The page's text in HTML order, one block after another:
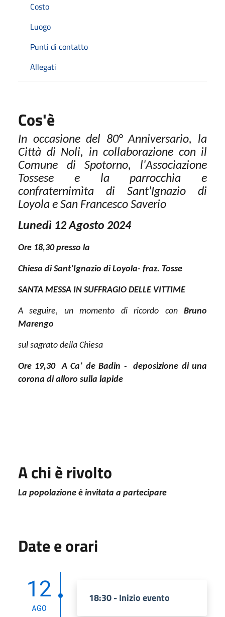
Costo
Luogo
Punti di contatto
Allegati
Cos'è
In occasione del 80° Anniversario, la
Città di Noli, in collaborazione con il
Comune di Spotorno, l'Associazione
Tossese e la parrocchia e
confraternimìta di Sant'Ignazio di
Loyola e San Francesco Saverio
Lunedì 12 Agosto 2024
Ore 18,30 presso la
Chiesa di Sant’Ignazio di Loyola- fraz. Tosse
SANTA MESSA IN SUFFRAGIO DELLE VITTIME
A seguire, un momento di ricordo conBruno
Marengo
sul sagrato della Chiesa
Ore 19,30A Ca’ de Badin -deposizione di una
corona di alloro sulla lapide
A chi è rivolto
La popolazione è invitata a partecipare
Date e orari
12
AGO
18:30 - Inizio evento